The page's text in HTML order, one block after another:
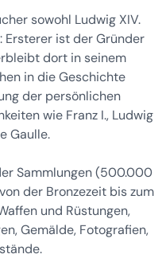
sowohl Ludwig XIV.
Ersterer ist der Gründer
dort in seinem
in die Geschichte
der persönlichen
wie Franz I., Ludwig
Gaulle.
Sammlungen (500.000
der Bronzezeit bis zum
und Rüstungen,
Gemälde, Fotografien,